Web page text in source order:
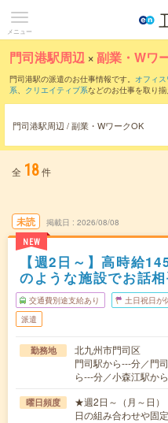
メニュー
門司港駅周辺 ×副業・Wワ
門司港駅の派遣のお仕事情報です。 オフィ
系、 クリエイティブ系などのお仕事を取り
門司港駅周辺 / 副業・WワークOK
全 18件
未読
NEW
掲載日 2026/08/08
【週2日～】高時給
のような施設でお話
交通費別途支給あり 土日祝日が
派遣
勤務地
北九州市門司区
門司駅から---分／門
ら---分／小森江駅か
曜日頻度
★週2日～（月～日）
日の組み合わせや固定